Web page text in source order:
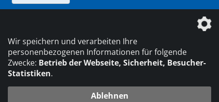
Die DVS Media GmbH ist ein Unternehmen der
Wir speichern und verarbeiten Ihre
personenbezogenen Informationen für folgende
Zwecke: Betrieb der Webseite, Sicherheit, Besucher-
Statistiken.
Ablehnen